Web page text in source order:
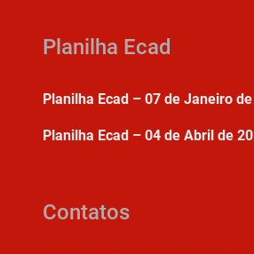
Planilha Ecad
Planilha Ecad – 07 de Janeiro
Planilha Ecad – 04 de Abril de
Contatos